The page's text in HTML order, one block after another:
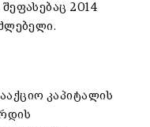
2014
კაპიტალის